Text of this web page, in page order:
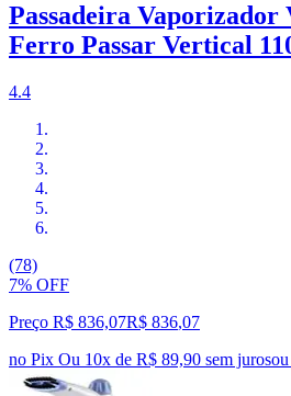
Passadeira Vaporizador
Ferro Passar Vertical
4.4
(78)
7% OFF
Preço R$ 836,07R$ 836,07
no Pix Ou 10x de R$ 89,90 sem jurosou